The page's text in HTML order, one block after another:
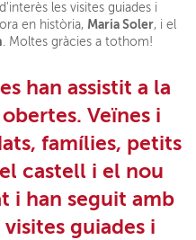
les visites guiades i
en història, Maria Soler, i el
. Moltes gràcies a tothom!
han assistit a la
Veïnes i
famílies, petits
castell i el nou
i han seguit amb
guiades i